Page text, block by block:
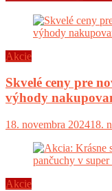
Akcie
Skvelé ceny pre
výhody
18. novembra 202418.
Akcie